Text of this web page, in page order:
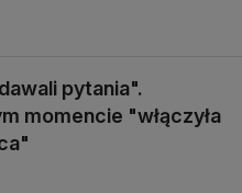
pytania".
momencie "włączyła